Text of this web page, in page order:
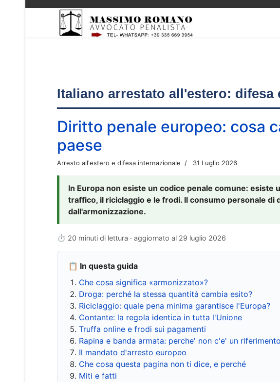
Italiano arrestato all'estero: difesa
Diritto penale europeo: cosa
paese
Arresto all'estero e difesa internazionale 31 Luglio 2026
In Europa non esiste un codice penale comune: esiste
traffico, il riciclaggio e le frodi. Il consumo personale di
dall'armonizzazione.
⏱ 20 minuti di lettura · aggiornato al 29 luglio 2026
📋 In questa guida
Che cosa significa «armonizzato»?
Droga: perché la stessa quantità cambia esito?
Riciclaggio: quale pena minima garantisce l'Europa?
Contante: la regola identica in tutta l'Unione
Truffa online e frodi sui pagamenti
Rapina e banda armata: perche' non c'e' un
Il mandato d'arresto europeo
Che cosa questa pagina non ti dice, e perché
Miti e fatti